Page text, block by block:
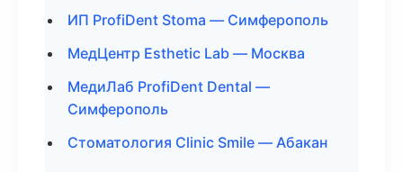
ИП ProfiDent Stoma — Симферополь
МедЦентр Esthetic Lab — Москва
МедиЛаб ProfiDent Dental —
Симферополь
Стоматология Clinic Smile — Абакан